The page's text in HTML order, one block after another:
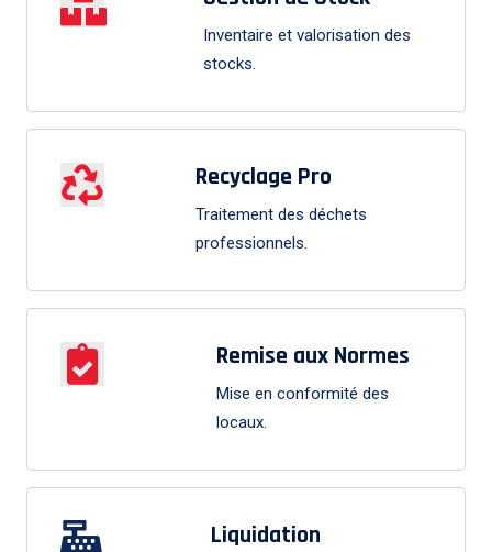
Inventaire et valorisation des
stocks.
Recyclage Pro
Traitement des déchets
professionnels.
Remise aux Normes
Mise en conformité des
locaux.
Liquidation